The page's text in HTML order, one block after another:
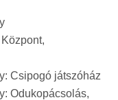
Csipogó játszóház
Odukopácsolás,